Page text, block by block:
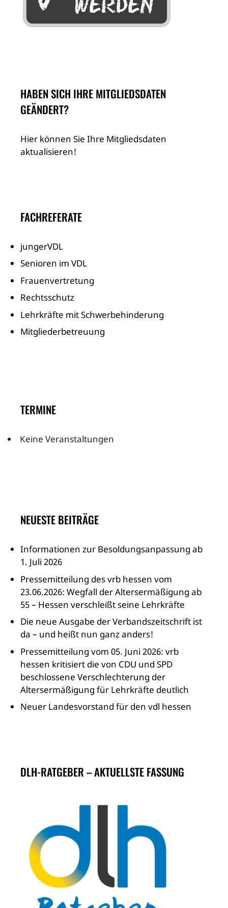
HABEN SICH IHRE MITGLIEDSDATEN
GEÄNDERT?
Hier können Sie Ihre Mitgliedsdaten
aktualisieren!
FACHREFERATE
jungerVDL
Senioren im VDL
Frauenvertretung
Rechtsschutz
Lehrkräfte mit Schwerbehinderung
Mitgliederbetreuung
TERMINE
Keine Veranstaltungen
NEUESTE BEITRÄGE
Informationen zur Besoldungsanpassung ab
1. Juli 2026
Pressemitteilung des vrb hessen vom
23.06.2026: Wegfall der Altersermäßigung ab
55 – Hessen verschleißt seine Lehrkräfte
Die neue Ausgabe der Verbandszeitschrift ist
da – und heißt nun ganz anders!
Pressemitteilung vom 05. Juni 2026: vrb
hessen kritisiert die von CDU und SPD
beschlossene Verschlechterung der
Altersermäßigung für Lehrkräfte deutlich
Neuer Landesvorstand für den vdl hessen
DLH-RATGEBER – AKTUELLSTE FASSUNG